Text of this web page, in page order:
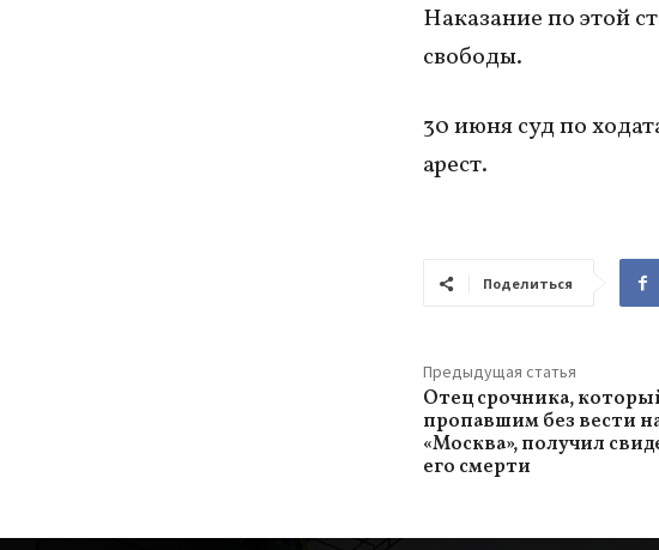
Наказание по этой
свободы.
30 июня суд по
арест.
Поделиться
Предыдущая статья
Отец срочника,
пропавшим без вести
«Москва», получил
его смерти